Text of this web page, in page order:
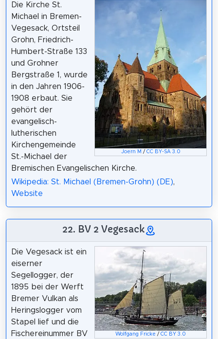
Joern M / CC BY-SA 3.0
Die Kirche St.
Michael in Bremen-
Vegesack, Ortsteil
Grohn, Friedrich-
Humbert-Straße 133
und Grohner
Bergstraße 1, wurde
in den Jahren 1906-
1908 erbaut. Sie
gehört der
evangelisch-
lutherischen
Kirchengemeinde
St.-Michael der
Bremischen Evangelischen Kirche.
Wikipedia: St. Michael (Bremen-Grohn) (DE),
Website
22. BV 2 Vegesack
Wolfgang Fricke /CC BY 3.0
Die Vegesack ist ein
eiserner
Segellogger, der
1895 bei der Werft
Bremer Vulkan als
Heringslogger vom
Stapel lief und die
Fischereinummer BV